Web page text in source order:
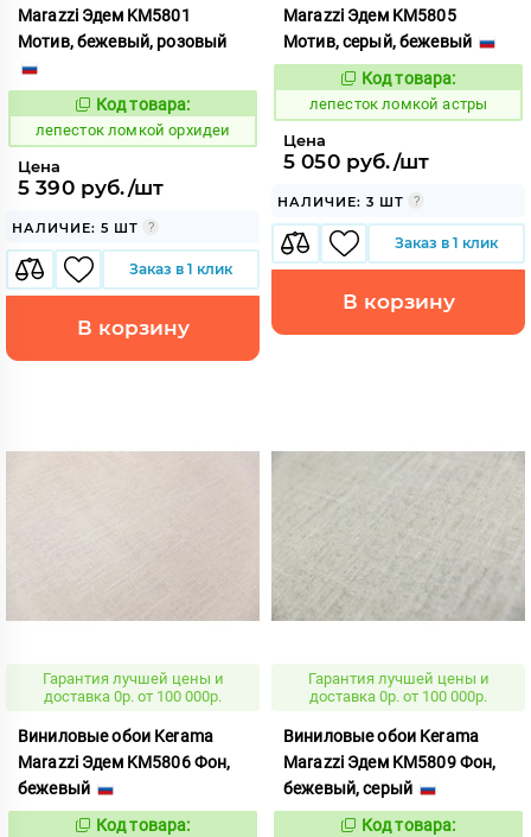
Marazzi Эдем KM5801
Мотив, бежевый, розовый
865439
Код товара:
лепесток ломкой орхидеи
Цена
5 390 руб./шт
НАЛИЧИЕ: 5 ШТ
Заказ в 1 клик
В корзину
Marazzi Эдем KM5805
Мотив, серый, бежевый
865456
Код товара:
лепесток ломкой астры
Цена
5 050 руб./шт
НАЛИЧИЕ: 3 ШТ
Заказ в 1 клик
В корзину
Гарантия лучшей цены и
доставка 0р. от 100 000р.
Виниловые обои Kerama
Marazzi Эдем KM5806 Фон,
бежевый
865457
Код товара:
Гарантия лучшей цены и
доставка 0р. от 100 000р.
Виниловые обои Kerama
Marazzi Эдем KM5809 Фон,
бежевый, серый
865458
Код товара: